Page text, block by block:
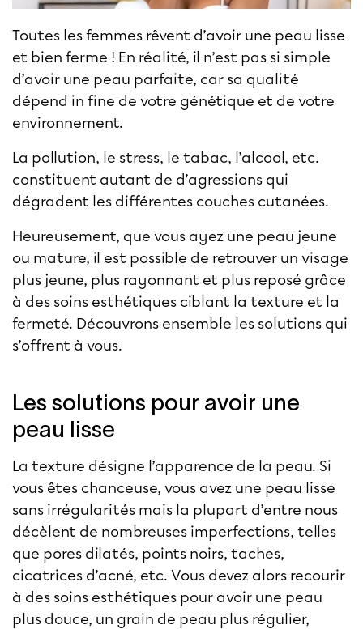
Toutes les femmes rêvent d’avoir une peau lisse
et bien ferme ! En réalité, il n’est pas si simple
d’avoir une peau parfaite, car sa qualité
dépend in fine de votre génétique et de votre
environnement.
La pollution, le stress, le tabac, l’alcool, etc.
constituent autant de d’agressions qui
dégradent les différentes couches cutanées.
Heureusement, que vous ayez une peau jeune
ou mature, il est possible de retrouver un visage
plus jeune, plus rayonnant et plus reposé grâce
à des soins esthétiques ciblant la texture et la
fermeté. Découvrons ensemble les solutions qui
s’offrent à vous.
Les solutions pour avoir une
peau lisse
La texture désigne l’apparence de la peau. Si
vous êtes chanceuse, vous avez une peau lisse
sans irrégularités mais la plupart d’entre nous
décèlent de nombreuses imperfections, telles
que pores dilatés, points noirs, taches,
cicatrices d’acné, etc. Vous devez alors recourir
à des soins esthétiques pour avoir une peau
plus douce, un grain de peau plus régulier,